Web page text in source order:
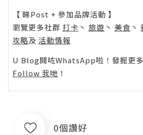
【 睇Post + 參加品牌活動 】
瀏覽更多社群 打卡 丶 旅遊 丶 美食 丶
攻略及 活動情報
U Blog開咗WhatsApp啦！發掘更多
Follow 我哋 ！
0個讚好